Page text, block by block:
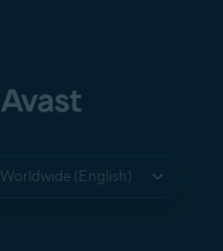
Worldwide (English)